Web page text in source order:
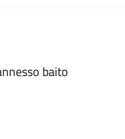
baito